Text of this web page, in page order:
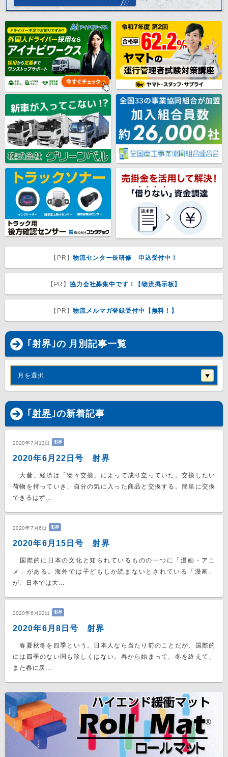
【PR】物流センター長研修 申込受付中！
【PR】協力会社募集中です！【物流掲示板】
【PR】物流メルマガ登録受付中【無料！】
｢射界｣の 月別記事一覧
月を選択
｢ 射界｣の新着記事
2020年7月13日 射界
2020年6月22日号 射界
大昔、経済は「物々交換」によって成り立っていた。交換したい
荷物を持っていき、自分の気に入った商品と交換する。簡単に交換
できるはず...
2020年7月6日 射界
2020年6月15日号 射界
国際的に日本の文化と知られているものの一つに「漫画・アニ
メ」がある。海外では子どもしか読まないとされている「漫画」
が、日本では大...
2020年6月22日 射界
2020年6月8日号 射界
春夏秋冬を四季という。日本人なら当たり前のことだが、国際的
には四季のない国も珍しくはない。春から始まって、冬を終えて、
また春に戻...